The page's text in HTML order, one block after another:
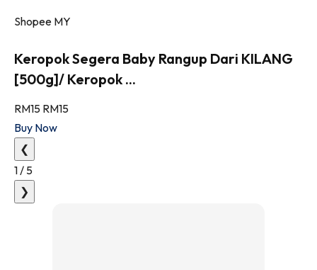
Shopee MY
Keropok Segera Baby Rangup Dari KILANG
[500g]/ Keropok ...
RM15 RM15
Buy Now
❮
1 / 5
❯